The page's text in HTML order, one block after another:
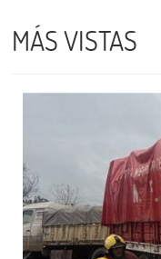
MÁS VISTAS